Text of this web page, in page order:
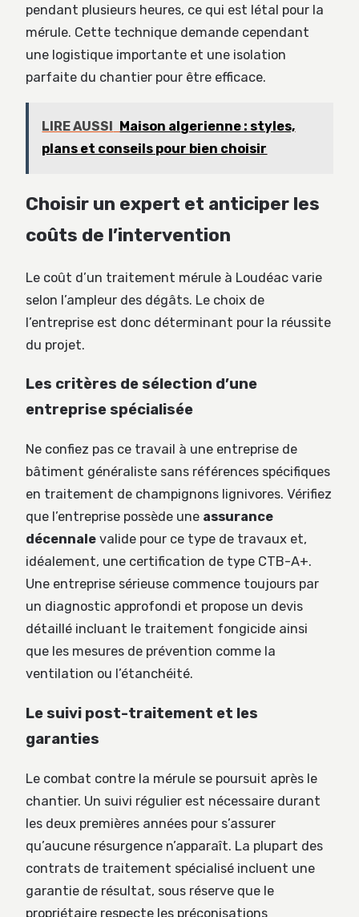
pendant plusieurs heures, ce qui est létal pour la
mérule. Cette technique demande cependant
une logistique importante et une isolation
parfaite du chantier pour être efficace.
LIRE AUSSI Maison algerienne : styles,
plans et conseils pour bien choisir
Choisir un expert et anticiper les
coûts de l’intervention
Le coût d’un traitement mérule à Loudéac varie
selon l’ampleur des dégâts. Le choix de
l’entreprise est donc déterminant pour la réussite
du projet.
Les critères de sélection d’une
entreprise spécialisée
Ne confiez pas ce travail à une entreprise de
bâtiment généraliste sans références spécifiques
en traitement de champignons lignivores. Vérifiez
que l’entreprise possède une assurance
décennale valide pour ce type de travaux et,
idéalement, une certification de type CTB-A+.
Une entreprise sérieuse commence toujours par
un diagnostic approfondi et propose un devis
détaillé incluant le traitement fongicide ainsi
que les mesures de prévention comme la
ventilation ou l’étanchéité.
Le suivi post-traitement et les
garanties
Le combat contre la mérule se poursuit après le
chantier. Un suivi régulier est nécessaire durant
les deux premières années pour s’assurer
qu’aucune résurgence n’apparaît. La plupart des
contrats de traitement spécialisé incluent une
garantie de résultat, sous réserve que le
propriétaire respecte les préconisations